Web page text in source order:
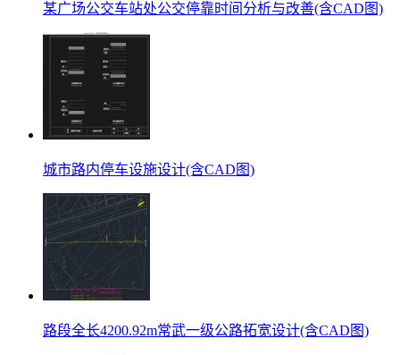
某广场公交车站处公交停靠时间分析与改善(含CAD图)
城市路内停车设施设计(含CAD图)
路段全长4200.92m常武一级公路拓宽设计(含CAD图)